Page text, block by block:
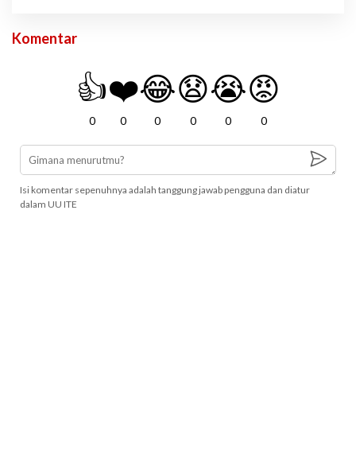
Komentar
👍
0
❤️
0
😂
0
😧
0
😭
0
😡
0
Isi komentar sepenuhnya adalah tanggung jawab pengguna dan diatur
dalam UU ITE